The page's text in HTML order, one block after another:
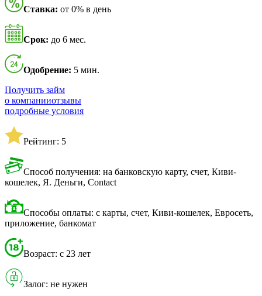
Ставка: от 0% в день
Срок: до 6 мес.
Одобрение: 5 мин.
Получить займ
о компанииотзывы
подробные условия
Рейтинг: 5
Способ получения: на банковскую карту, счет, Киви-
кошелек, Я. Деньги, Contact
Способы оплаты: с карты, счет, Киви-кошелек, Евросеть,
приложение, банкомат
Возраст: с 23 лет
Залог: не нужен